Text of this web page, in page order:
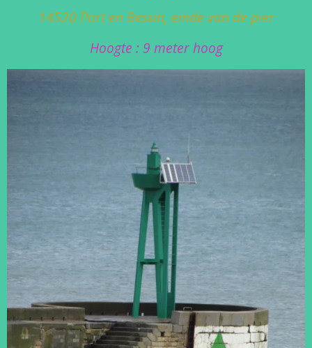
14520 Port en Bessin, einde van de pier
Hoogte : 9 meter hoog